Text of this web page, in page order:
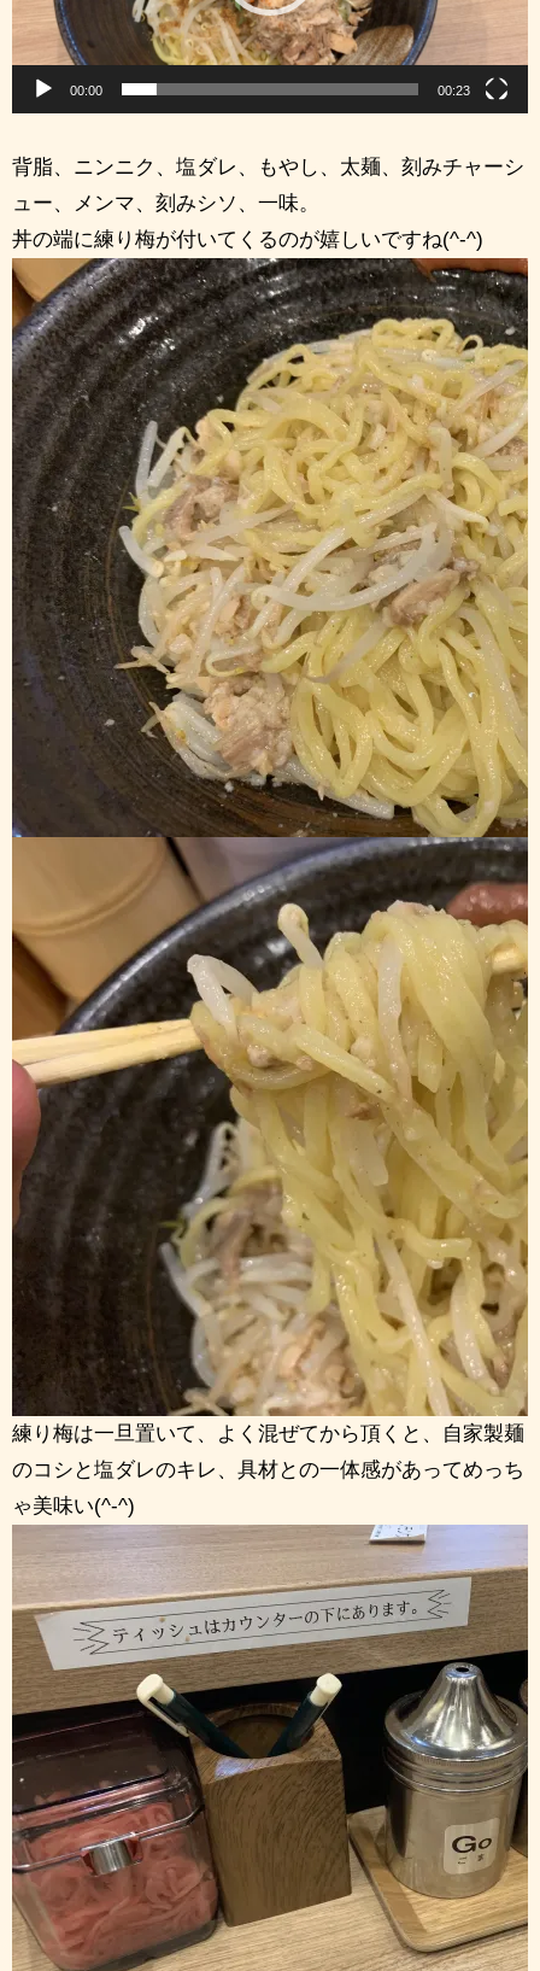
ヤ
00:00 00:23
背脂、ニンニク、塩ダレ、もやし、太麺、刻みチャーシ
ュー、メンマ、刻みシソ、一味。
丼の端に練り梅が付いてくるのが嬉しいですね(^-^)
練り梅は一旦置いて、よく混ぜてから頂くと、自家製麺
のコシと塩ダレのキレ、具材との一体感があってめっち
ゃ美味い(^-^)